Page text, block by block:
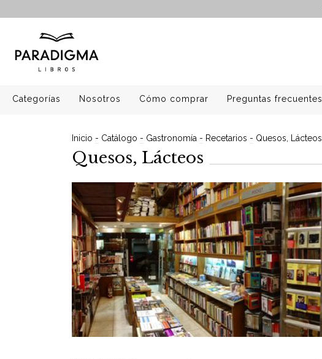
Categorías Nosotros Cómo comprar Preguntas frecuentes
Inicio - Catálogo - Gastronomía - Recetarios - Quesos, Lácteos
Quesos, Lácteos